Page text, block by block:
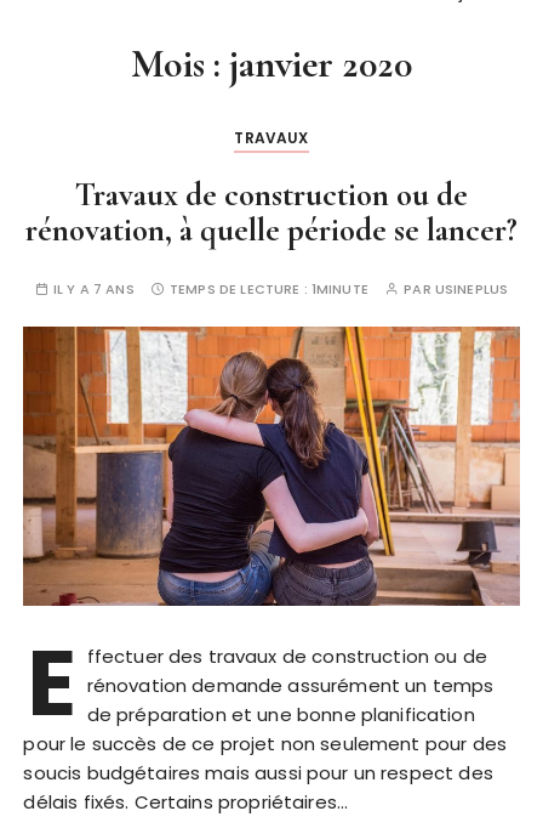
Mois : janvier 2020
TRAVAUX
Travaux de construction ou de
rénovation, à quelle période se lancer?
IL Y A 7 ANS TEMPS DE LECTURE : 1MINUTE PAR USINEPLUS
E
ffectuer des travaux de construction ou de
rénovation demande assurément un temps
de préparation et une bonne planification
pour le succès de ce projet non seulement pour des
soucis budgétaires mais aussi pour un respect des
délais fixés. Certains propriétaires…